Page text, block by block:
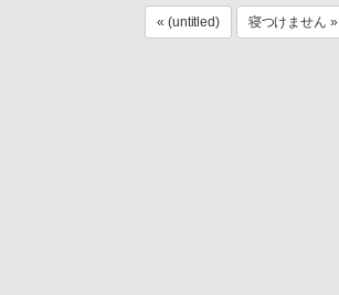
« (untitled) 寝つけません »